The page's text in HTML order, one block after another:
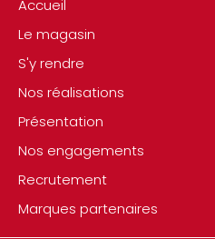
Accueil
Le magasin
S'y rendre
Nos réalisations
Présentation
Nos engagements
Recrutement
Marques partenaires